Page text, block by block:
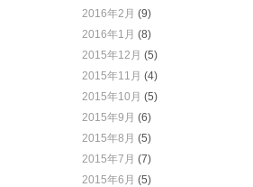
2016年2月 (9)
2016年1月 (8)
2015年12月 (5)
2015年11月 (4)
2015年10月 (5)
2015年9月 (6)
2015年8月 (5)
2015年7月 (7)
2015年6月 (5)